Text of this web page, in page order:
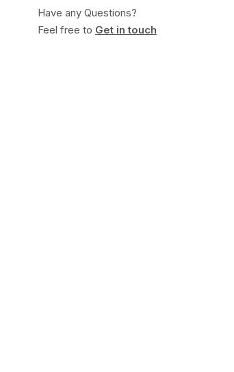
Have any Questions?
Feel free to Get in touch